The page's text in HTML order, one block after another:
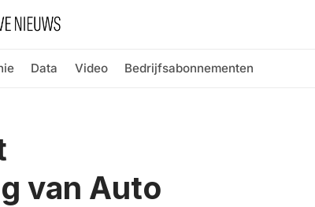
Data Video Bedrijfsabonnementen
van Auto